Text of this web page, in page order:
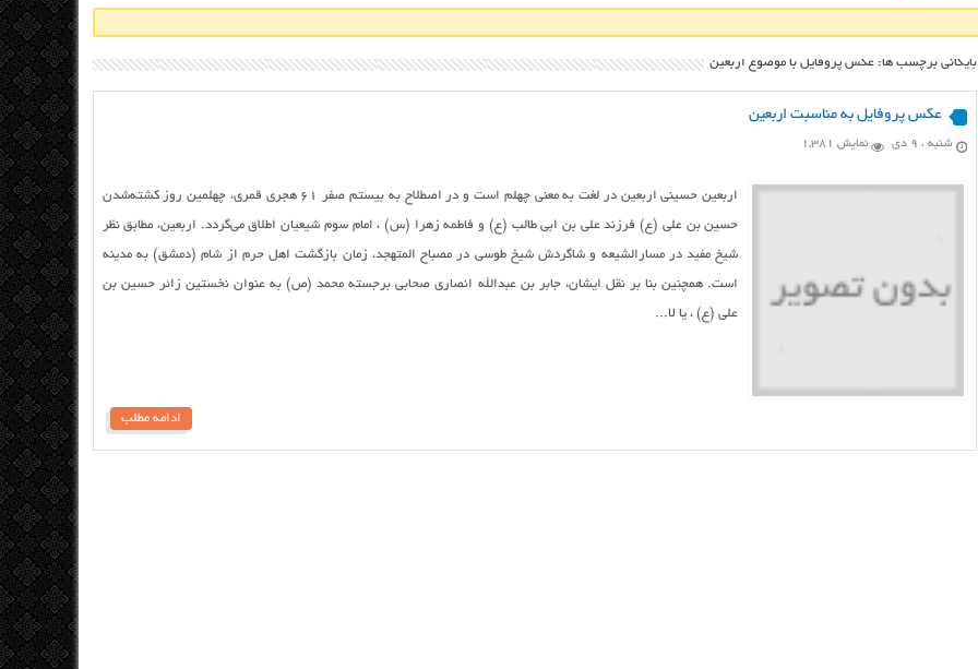
بایگانی برچسب ها: عکس پروفایل با موضوع اربعین
عکس پروفایل به مناسبت اربعین
شنبه ، ۹ دی نمایش 1,381
اربعین حسینی اربعین در لغت به معنی چهلم است و در اصطلاح به بیستم صفر ۶۱ هجری قمری، چهلمین روز کشته‌شدن
حسین بن علی (ع) فرزند علی بن ابی طالب (ع) و فاطمه زهرا (س) ، امام سوم شیعیان اطلاق می‌گردد. اربعین، مطابق نظر
شیخ مفید در مسارالشیعه و شاگردش شیخ طوسی در مصباح المتهجد، زمان بازگشت اهل حرم از شام (دمشق) به مدینه
است. همچنین بنا بر نقل ایشان، جابر بن عبدالله انصاری صحابی برجسته محمد (ص) به عنوان نخستین زائر حسین بن
علی (ع) ، یا لا...
ادامه مطلب